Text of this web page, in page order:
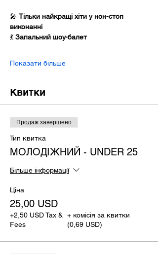
🎤 Тільки найкращі хіти у нон-стоп
виконанні
💃 Запальний шоу-балет
Показати більше
Квитки
Продаж завершено
Тип квитка
МОЛОДІЖНИЙ - UNDER 25
Більше інформації
Ціна
25,00 USD
+2,50 USD Tax &
Fees
+ комісія за квитки
(0,69 USD)